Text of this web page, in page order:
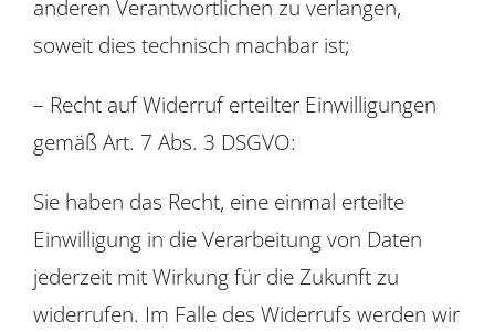
anderen Verantwortlichen zu verlangen,
soweit dies technisch machbar ist;
– Recht auf Widerruf erteilter Einwilligungen
gemäß Art. 7 Abs. 3 DSGVO:
Sie haben das Recht, eine einmal erteilte
Einwilligung in die Verarbeitung von Daten
jederzeit mit Wirkung für die Zukunft zu
widerrufen. Im Falle des Widerrufs werden wir